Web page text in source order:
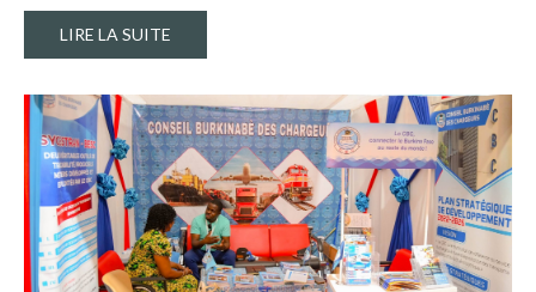
LIRE LA SUITE